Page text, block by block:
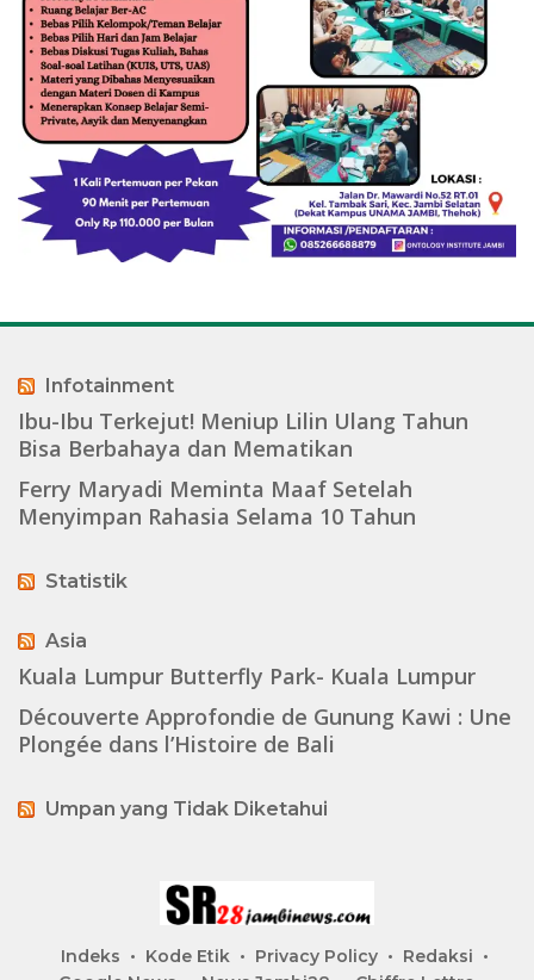
Infotainment
Ibu-Ibu Terkejut! Meniup Lilin Ulang Tahun
Bisa Berbahaya dan Mematikan
Ferry Maryadi Meminta Maaf Setelah
Menyimpan Rahasia Selama 10 Tahun
Statistik
Asia
Kuala Lumpur Butterfly Park- Kuala Lumpur
Découverte Approfondie de Gunung Kawi : Une
Plongée dans l’Histoire de Bali
Umpan yang Tidak Diketahui
Indeks Kode Etik Privacy Policy
Redaksi